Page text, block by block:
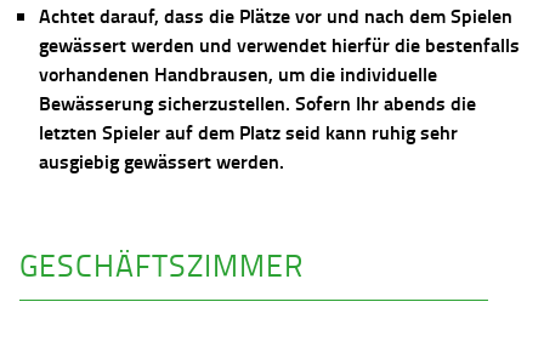
Achtet darauf, dass die Plätze vor und nach dem Spielen
gewässert werden und verwendet hierfür die bestenfalls
vorhandenen Handbrausen, um die individuelle
Bewässerung sicherzustellen. Sofern Ihr abends die
letzten Spieler auf dem Platz seid kann ruhig sehr
ausgiebig gewässert werden.
GESCHÄFTSZIMMER